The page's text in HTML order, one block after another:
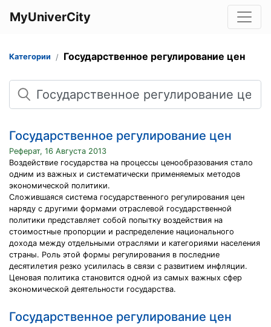
MyUniverCity
Категории Государственное регулирование цен
Поиск
Государственное регулирование цен
Реферат, 16 Августа 2013
Воздействие государства на процессы ценообразования стало
одним из важных и систематически применяемых методов
экономической политики.
Сложившаяся система государственного регулирования цен
наряду с другими формами отраслевой государственной
политики представляет собой попытку воздействия на
стоимостные пропорции и распределение национального
дохода между отдельными отраслями и категориями населения
страны. Роль этой формы регулирования в последние
десятилетия резко усилилась в связи с развитием инфляции.
Ценовая политика становится одной из самых важных сфер
экономической деятельности государства.
Государственное регулирование цен